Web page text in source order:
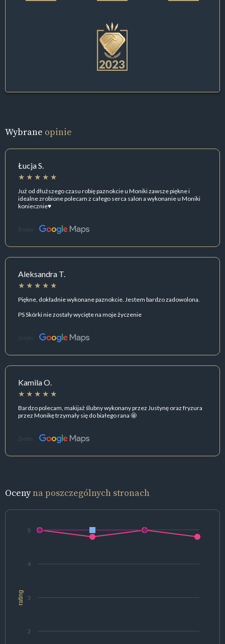
Wybrane opinie
Łucja S.
Już od dłuższego czasu robię paznokcie u Moniki zawsze piękne i
idealne zrobione polecam z całego serca salon a wykonanie u Moniki
koniecznie♥️
Źródło:
Aleksandra T.
Piękne, dokładnie wykonane paznokcie. Jestem bardzo zadowolona.
PS Skórki nie zostały wycięte na moje życzenie
Źródło:
Kamila O.
Bardzo polecam, makijaż ślubny wykonany przez Justynę oraz fryzura
przez Monikę trzymały się do białego rana 🤩
Źródło:
Ocenyna poszczególnych stronach
rating
2
3
4
5